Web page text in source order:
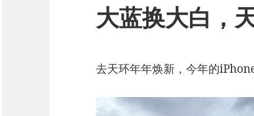
大蓝换大白，
去天环年年焕新，今年的